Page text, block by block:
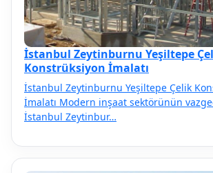
İstanbul Zeytinburnu Yeşiltepe
Konstrüksiyon İmalatı
İstanbul Zeytinburnu Yeşiltepe Çelik
İmalatı Modern inşaat sektörünün
İstanbul Zeytinbur…